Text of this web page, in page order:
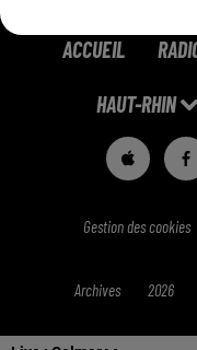
ACCUEIL
HAUT-RHIN
Gestion des cookies
Archives 2026